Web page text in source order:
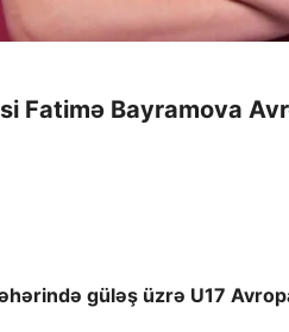
Fatimə Bayramova
güləş üzrə U17